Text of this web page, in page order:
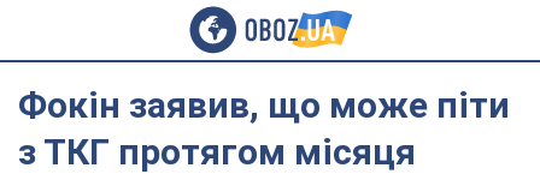
Фокін заявив, що може піти
з ТКГ протягом місяця